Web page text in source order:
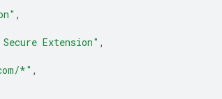
,
Extension" ,
*" ,